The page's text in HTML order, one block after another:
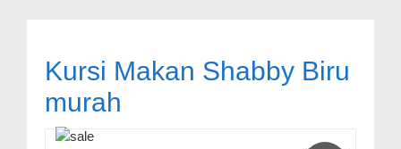
Kursi Makan Shabby Biru
murah